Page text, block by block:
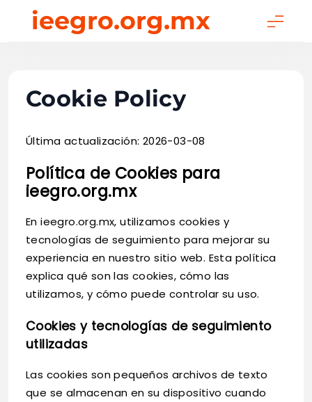
ieegro.org.mx
Cookie Policy
Última actualización: 2026-03-08
Política de Cookies para
ieegro.org.mx
En ieegro.org.mx, utilizamos cookies y
tecnologías de seguimiento para mejorar su
experiencia en nuestro sitio web. Esta política
explica qué son las cookies, cómo las
utilizamos, y cómo puede controlar su uso.
Cookies y tecnologías de seguimiento
utilizadas
Las cookies son pequeños archivos de texto
que se almacenan en su dispositivo cuando